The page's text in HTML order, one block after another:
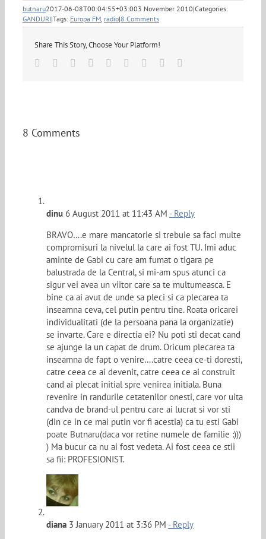
butnaru2017-06-08T00:04:55+03:003 November 2010|Categories:
GANDURI|Tags: Europa FM radio|8 Comments
Share This Story, Choose Your Platform!
Facebook
TwitterLinkedin
Reddit TumblrGoogle+Pinterest
8 Comments
dinu 6 August 2011 at 11:43 AM - Reply
BRAVO….e mare mancatorie si trebuie sa faci multe
compromisuri la nivelul la care ai fost TU. Imi aduc
aminte de Gabi cu care am fumat o tigara pe
balustrada de la Central, si mi-am spus atunci ca
sigur vei avea un viitor care sa te multumeasca. E
bine ca ai avut de unde sa pleci si ca plecarea ta
inseamna ceva, cel putin pentru tine. Roata oricarei
individualitati (de la persoana pana la organizatie)
se invarte. Care e directia ei? Nu poti sti decat cand
se ajunge la un capat de drum. Oricum plecarea ta
inseamna de fapt o venire….catre ceea ce-ti doresti,
catre ceea ce ai devenit, catre ceea ce ai construit
cand ai plecat initial spre venirea initiala. Buna
revenire in randurile cetatenilor onesti, care vor uita
candva de brand-ul pentru care ai lucrat si vor sti
(din ce in ce mai putin vor fi acestia) ca tu esti Gabi
poate Butnaru(daca vor retine numele de familie :)))
) Ma bucur ca nu ai fost vedeta. Ai fost ceea ce stii
sa fii: PROFESIONIST.
diana 3 January 2011 at 3:36 PM - Reply